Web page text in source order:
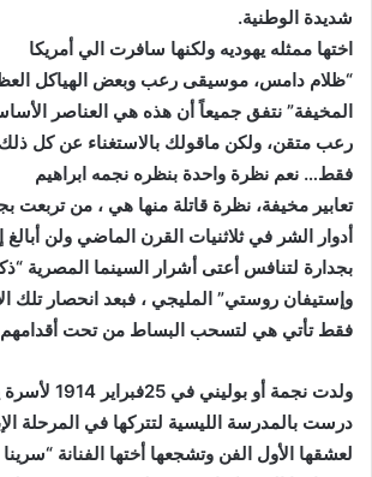
شديدة الوطنية.
اختها ممثله يهوديه ولكنها سافرت الي أمريكا
“ظلام دامس، موسيقى رعب وبعض الهياكل
المخيفة” نتفق جميعاً أن هذه هي العناصر
رعب متقن، ولكن ماقولك بالاستغناء عن كل
فقط… نعم نظرة واحدة بنظره نجمه ابراهيم
تعابير مخيفة، نظرة قاتلة منها هي ، من
أدوار الشر في ثلاثنيات القرن الماضي ولن أبالغ
بجدارة لتنافس أعتى أشرار السينما المصرية
وإستيفان روستي” المليجي ، فبعد انحصار تلك
فقط تأتي هي لتسحب البساط من تحت أقدامهم
ولدت نجمة أو
درست بالمدرسة الليسية لتتركها في المرحلة
لعشقها الأول الفن وتشجعها أختها الفنانة “سرينا